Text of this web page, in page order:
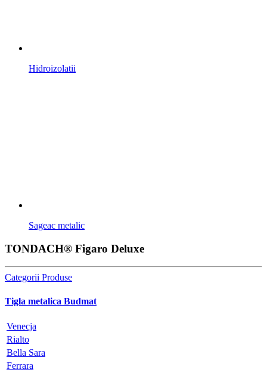
Hidroizolatii
Sageac metalic
TONDACH® Figaro Deluxe
Categorii Produse
Tigla metalica Budmat
Venecja
Rialto
Bella Sara
Ferrara